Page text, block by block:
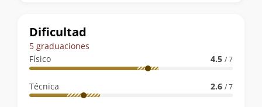
ruta
Dificultad
5 graduaciones
Físico
4.5 / 7
Técnica 2.6 / 7